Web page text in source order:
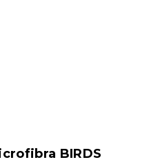
BIRDS